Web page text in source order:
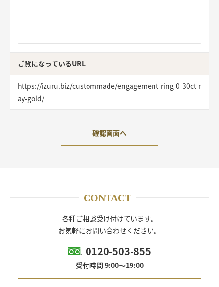
ご覧になっているURL
https://izuru.biz/custommade/engagement-ring-0-30ct-r
ay-gold/
確認画面へ
CONTACT
各種ご相談受け付けています。
お気軽にお問い合わせください。
0120-503-855
受付時間 9:00～19:00